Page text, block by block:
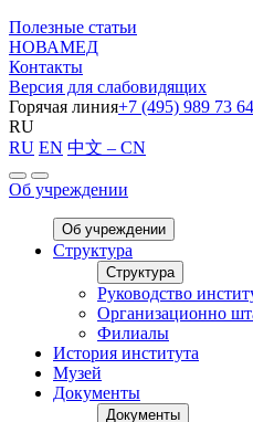
Полезные статьи
НОВАМЕД
Контакты
Версия для слабовидящих
Горячая линия+7 (495) 989 73 64
RU
RU EN 中文 – CN
Об учреждении
Об учреждении
Структура
Структура
Руководство
Организационно
Филиалы
История института
Музей
Документы
Документы